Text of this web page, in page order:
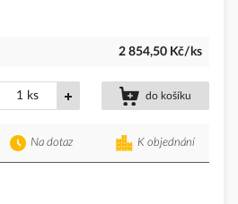
2 854,50 Kč/ks
ks do košíku
K objednání
Na dotaz